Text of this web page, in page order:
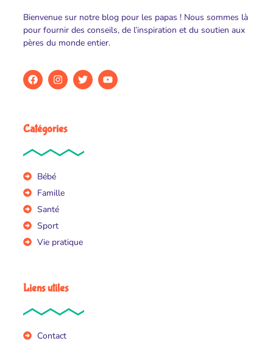
Bienvenue sur notre blog pour les papas ! Nous sommes là
pour fournir des conseils, de l’inspiration et du soutien aux
pères du monde entier.
Catégories
Bébé
Famille
Santé
Sport
Vie pratique
Liens utiles
Contact